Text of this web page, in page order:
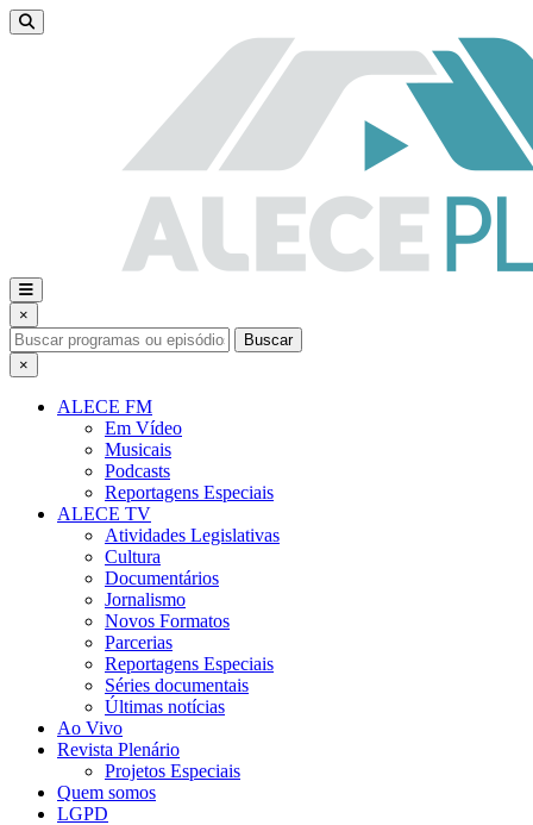
×
Buscar
×
ALECE FM
Em Vídeo
Musicais
Podcasts
Reportagens Especiais
ALECE TV
Atividades Legislativas
Cultura
Documentários
Jornalismo
Novos Formatos
Parcerias
Reportagens Especiais
Séries documentais
Últimas notícias
Ao Vivo
Revista Plenário
Projetos Especiais
Quem somos
LGPD